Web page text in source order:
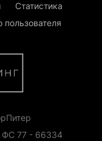
Статистика
пользователя
ФС 77 - 66334